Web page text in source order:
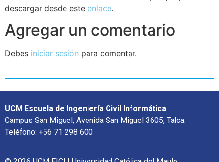
descargar desde este enlace.
Agregar un comentario
Debes iniciar sesión para comentar.
UCM Escuela de Ingeniería Civil Informática
Campus San Miguel, Avenida San Miguel 3605, Talca.
Teléfono: +56 71 298 600